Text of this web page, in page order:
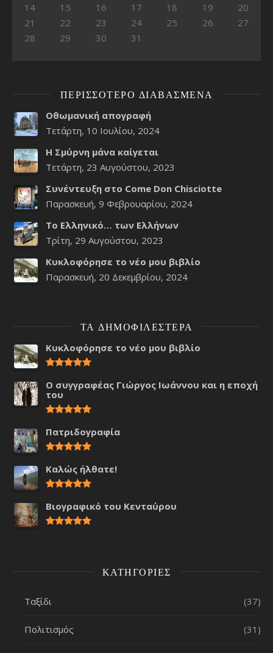
14
15 16 17 18 19
20
21
22 23 24 25 26
27
28
29 30 31
ΠΕΡΙΣΣΌΤΕΡΟ ΔΙΑΒΑΣΜΈΝΑ
Οθωμανική απογραφή
Τετάρτη, 10 Ιουλίου, 2024
Η Σμύρνη μάνα καίγεται
Τετάρτη, 23 Αυγούστου, 2023
Συνέντευξη στο Come Don Chisciotte
Παρασκευή, 9 Φεβρουαρίου, 2024
Το Ελληνικό… των Ελλήνων
Τρίτη, 29 Αυγούστου, 2023
Κυκλοφόρησε το νέο μου βιβλίο
Παρασκευή, 20 Δεκεμβρίου, 2024
ΤΑ ΔΗΜΟΦΙΛΈΣΤΕΡΑ
Κυκλοφόρησε το νέο μου βιβλίο
Ο συγγραφέας Γιώργος Ιωάννου και η εποχή
του
Πατριδογραφία
Καλώς ήλθατε!
Βιογραφικό του Κενταύρου
ΚΑΤΗΓΟΡΊΕΣ
Ταξίδι (37)
Πολιτισμός (31)